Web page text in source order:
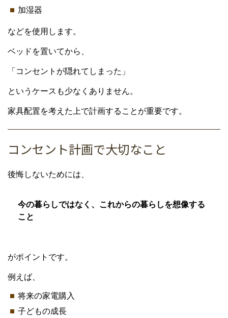
加湿器
などを使用します。
ベッドを置いてから、
「コンセントが隠れてしまった」
というケースも少なくありません。
家具配置を考えた上で計画することが重要です。
コンセント計画で大切なこと
後悔しないためには、
今の暮らしではなく、これからの暮らしを想像する
こと
がポイントです。
例えば、
将来の家電購入
子どもの成長